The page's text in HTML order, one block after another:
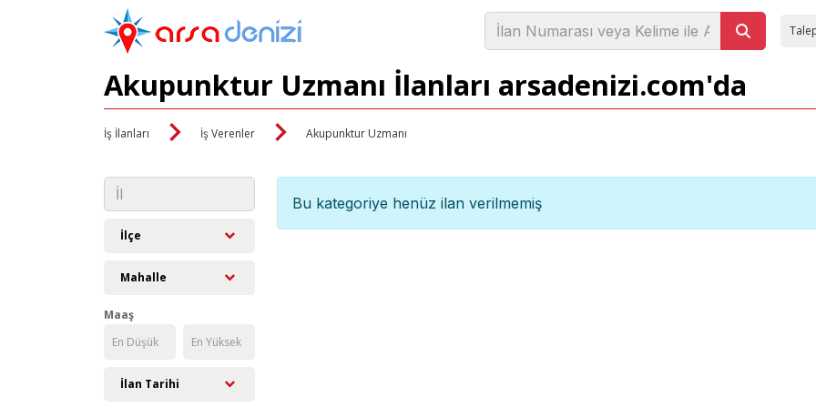
Akupunktur Uzmanı İlanları arsadenizi.com'da
İş İlanları İş Verenler Akupunktur Uzmanı
İlçe
Mahalle
Maaş
İlan Tarihi
Bu kategoriye henüz ilan verilmemiş